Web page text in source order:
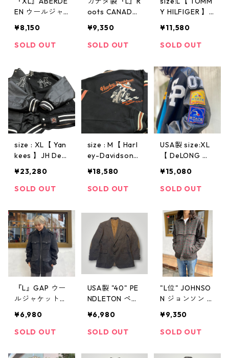
EN ウールジャ
ット ブルゾン
タイプ 黒 古着
¥8,150
SOLD OUT
oots CANADA
ン スタジャン
ウールジャケッ
古着屋 高円寺
ビンテージ
¥9,350
SOLD OUT
Y HILFIGER 】
ガー ウールハ
ンティングジャ
ジャケット チ
ェック柄 レッ
ド 赤 古着 古着
屋 高円寺 ビン
テージ
¥11,580
SOLD OUT
size : XL【 Yan
kees 】JH Desi
ル ヤンキース
スタジャン ス
パー ウール ナ
イロン 黒 白 古
着 古着屋 高円
寺 ビンテージ
¥23,280
SOLD OUT
size : M【 Harl
ey-Davidson
ィッドソン ハ
ーレー ウール
ン スタジアム
ジャンパー リ
ブライン 黒 オ
レンジ 古着 古
着屋 高円寺 ビ
ンテージ
¥18,580
SOLD OUT
USA製 size:XL
【 DeLONG 】
ト レザージャ
ケット スタジ
スタジャン ラ
グランスリーブ
ワッペン ブラ
ック 黒 古着 古
着屋 高円寺 ビ
ンテージ
¥15,080
SOLD OUT
『L』GAP ウー
ルジャケット
4つポケット ダ
ークグレー 古
寺 ビンテージ
¥6,980
SOLD OUT
USA製 "40" PE
NDLETON ペン
ル テーラード
ジャケット 茶
古着屋 高円寺
¥6,980
SOLD OUT
"L位" JOHNSO
N ジョンソン ウ
ジャケット チ
ャコール 古着
ビンテージ
¥9,350
SOLD OUT